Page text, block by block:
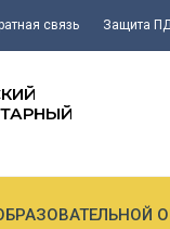
связь Защита